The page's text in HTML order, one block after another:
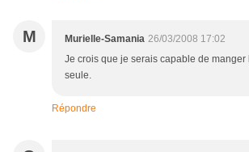
M Murielle-Samania 26/03/2008 17:02
Je crois que je serais capable de manger
seule.
Répondre